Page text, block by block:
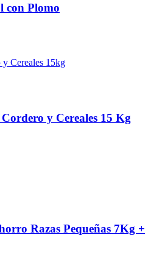
con Plomo
y Cereales 15 Kg
Razas Pequeñas 7Kg +